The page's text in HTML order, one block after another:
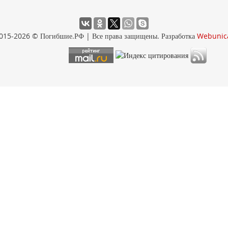
2026 © Погибшие.РФ | Все права защищены. Разработка